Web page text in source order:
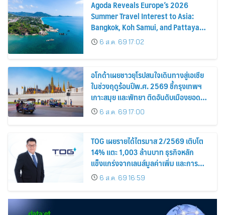
Agoda Reveals Europe’s 2026
Summer Travel Interest to Asia:
Bangkok, Koh Samui, and Pattaya
Among the Top Cities
6 ส.ค. 69 17:02
อโกด้าเผยชาวยุโรปสนใจเดินทางสู่เอเชีย
ในช่วงฤดูร้อนปีพ.ศ. 2569 ชี้กรุงเทพฯ
เกาะสมุย และพัทยา ติดอันดับเมืองยอด
นิยม6 ส.ค. 69 17:00
TOG เผยรายได้ไตรมาส 2/2569 เติบโต
14% แตะ 1,003 ล้านบาท ธุรกิจหลัก
แข็งแกร่งจากเลนส์มูลค่าเพิ่ม และการ
ขยายตลาดต่างประเทศ พร้อมเดินหน้า
ลงทุนเพื่อการเติบโตระยะยาว
6 ส.ค. 69 16:59